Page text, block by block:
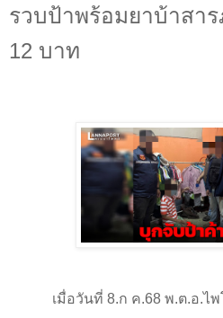
รวบป้าพร้อมยาบ้าสา
12 บาท
เมื่อวันที่ 8.ก ค.68 พ.ต.อ.ไ